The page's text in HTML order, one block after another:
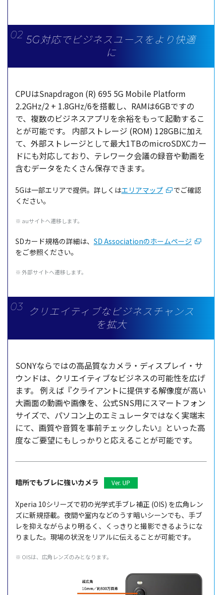
5G対応でビジネスユースをより快適
に
CPUはSnapdragon (R) 695 5G Mobile Platform
2.2GHz/2 + 1.8GHz/6を搭載し、RAMは6GBですの
で、複数のビジネスアプリを余裕をもって起動するこ
とが可能です。
内部ストレージ (ROM) 128GBに加え
て、外部ストレージとして最大1TBのmicroSDXCカー
ドにも対応しており、テレワーク会議の録音や動画を
含むデータをたくさん保存できます。
5Gは一部エリアで提供。詳しくはエリアマップ
でご確認
ください。
※ auサイトへ遷移します。
SDカード規格の詳細は、 SD Associationのホームページ
をご参照ください。
※ 外部サイトへ遷移します。
クリエイティブなビジネスチャンス
を拡大
SONYならではの高品質なカメラ・ディスプレイ・サ
ウンドは、クリエイティブなビジネスの可能性を広げ
ます。 例えば『クライアントに提供する解像度が高い
大画面の動画や画像を、公式SNS用にスマートフォン
サイズで、パソコン上のエミュレータではなく実端末
にて、画質や音質を事前チェックしたい』といった高
度なご要望にもしっかりと応えることが可能です。
暗所でもブレに強いカメラ Ver. UP
Xperia 10シリーズで初の光学式手ブレ補正 (OIS) を広角レン
ズに新規搭載。夜間や室内などのうす暗いシーンでも、手ブ
レを抑えながらより明るく、くっきりと撮影できるようにな
りました。現場の状況をリアルに伝えることが可能です。
※ OISは、広角レンズのみとなります。